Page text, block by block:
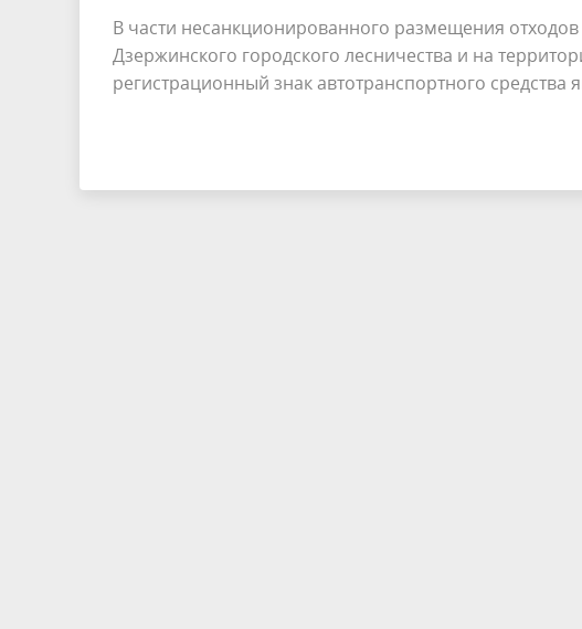
В части несанкционированного размещения
Дзержинского городского лесничества и на
регистрационный знак автотранспортного